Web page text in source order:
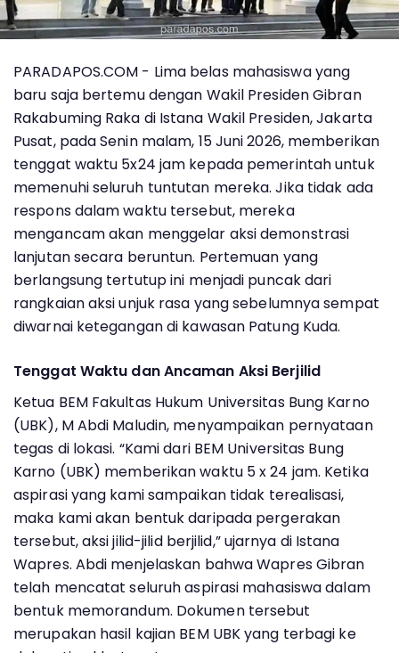
PARADAPOS.COM - Lima belas mahasiswa yang
baru saja bertemu dengan Wakil Presiden Gibran
Rakabuming Raka di Istana Wakil Presiden, Jakarta
Pusat, pada Senin malam, 15 Juni 2026, memberikan
tenggat waktu 5x24 jam kepada pemerintah untuk
memenuhi seluruh tuntutan mereka. Jika tidak ada
respons dalam waktu tersebut, mereka
mengancam akan menggelar aksi demonstrasi
lanjutan secara beruntun. Pertemuan yang
berlangsung tertutup ini menjadi puncak dari
rangkaian aksi unjuk rasa yang sebelumnya sempat
diwarnai ketegangan di kawasan Patung Kuda.
Tenggat Waktu dan Ancaman Aksi Berjilid
Ketua BEM Fakultas Hukum Universitas Bung Karno
(UBK), M Abdi Maludin, menyampaikan pernyataan
tegas di lokasi. “Kami dari BEM Universitas Bung
Karno (UBK) memberikan waktu 5 x 24 jam. Ketika
aspirasi yang kami sampaikan tidak terealisasi,
maka kami akan bentuk daripada pergerakan
tersebut, aksi jilid-jilid berjilid,” ujarnya di Istana
Wapres. Abdi menjelaskan bahwa Wapres Gibran
telah mencatat seluruh aspirasi mahasiswa dalam
bentuk memorandum. Dokumen tersebut
merupakan hasil kajian BEM UBK yang terbagi ke